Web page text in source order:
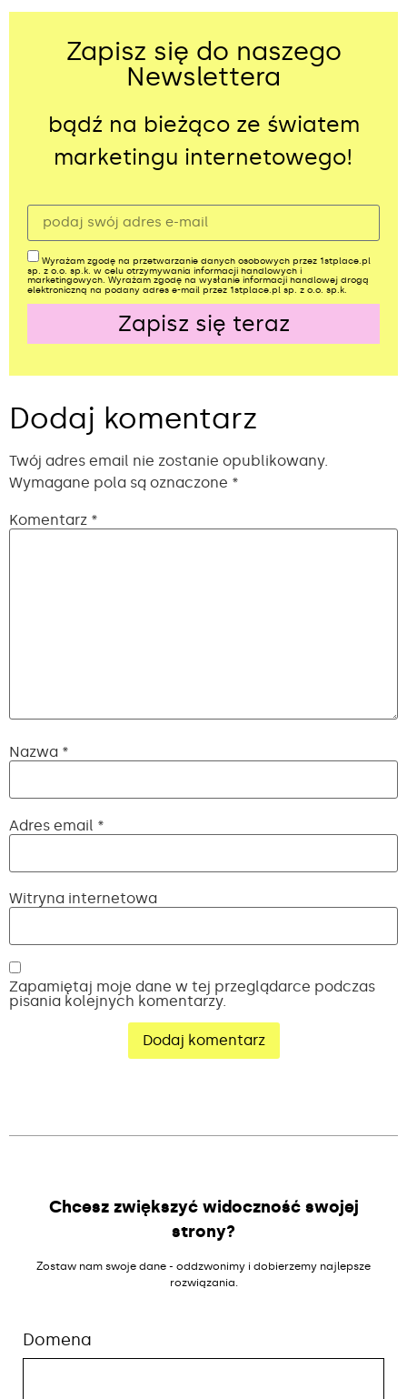
Zapisz się do naszego
Newslettera
bądź na bieżąco ze światem
marketingu internetowego!
Wyrażam zgodę na przetwarzanie danych osobowych przez 1stplace.pl
sp. z o.o. sp.k. w celu otrzymywania informacji handlowych i
marketingowych. Wyrażam zgodę na wysłanie informacji handlowej drogą
elektroniczną na podany adres e-mail przez 1stplace.pl sp. z o.o. sp.k.
Zapisz się teraz
Dodaj komentarz
Twój adres email nie zostanie opublikowany.
Wymagane pola są oznaczone *
Komentarz *
Nazwa *
Adres email *
Witryna internetowa
Zapamiętaj moje dane w tej przeglądarce podczas
pisania kolejnych komentarzy.
Chcesz zwiększyć widoczność swojej
strony?
Zostaw nam swoje dane - oddzwonimy i dobierzemy najlepsze
rozwiązania.
Domena